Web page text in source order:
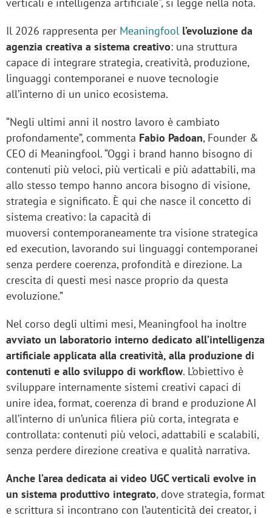
verticali e intelligenza artificiale", si legge nella nota.
Il 2026 rappresenta per Meaningfool l’evoluzione da
agenzia creativa a sistema creativo: una struttura
capace di integrare strategia, creatività, produzione,
linguaggi contemporanei e nuove tecnologie
all’interno di un unico ecosistema.
“Negli ultimi anni il nostro lavoro è cambiato
profondamente”, commenta Fabio Padoan, Founder &
CEO di Meaningfool. “Oggi i brand hanno bisogno di
contenuti più veloci, più verticali e più adattabili, ma
allo stesso tempo hanno ancora bisogno di visione,
strategia e significato. È qui che nasce il concetto di
sistema creativo: la capacità di
muoversi contemporaneamente tra visione strategica
ed execution, lavorando sui linguaggi contemporanei
senza perdere coerenza, profondità e direzione. La
crescita di questi mesi nasce proprio da questa
evoluzione.”
Nel corso degli ultimi mesi, Meaningfool ha inoltre
avviato un laboratorio interno dedicato all’intelligenza
artificiale applicata alla creatività, alla produzione di
contenuti e allo sviluppo di workflow. L’obiettivo è
sviluppare internamente sistemi creativi capaci di
unire idea, format, coerenza di brand e produzione AI
all’interno di un’unica filiera più corta, integrata e
controllata: contenuti più veloci, adattabili e scalabili,
senza perdere direzione creativa e qualità narrativa.
Anche l’area dedicata ai video UGC verticali evolve in
un sistema produttivo integrato, dove strategia, format
e scrittura si incontrano con l’autenticità dei creator, i